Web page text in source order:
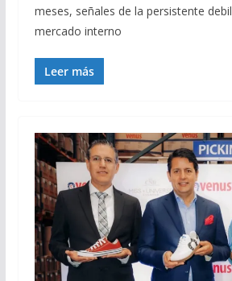
meses, señales de la persistente
mercado interno
Leer más